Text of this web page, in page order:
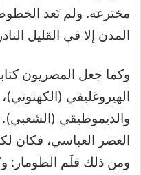
مخترعه. ولم تَعد
المدن إلا في القليل
وكما جعل المصريون
الهيروغليفي
والديموطيقي
العصر العباسي، فكان
ومن ذلك قلَم الطومار: